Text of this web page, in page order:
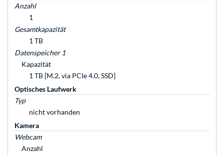
Anzahl
1
Gesamtkapazität
1 TB
Datenspeicher 1
Kapazität
1 TB [M.2, via PCIe 4.0, SSD]
Optisches Laufwerk
Typ
nicht vorhanden
Kamera
Webcam
Anzahl